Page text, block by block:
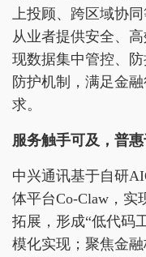
上投顾、跨区域协
从业者提供安全、
现数据集中管控、
防护机制，满足金
求。
服务触手可及，普
中兴通讯基于自研
体平台Co-Claw，
拓展，形成“低代码
模化实现；聚焦金